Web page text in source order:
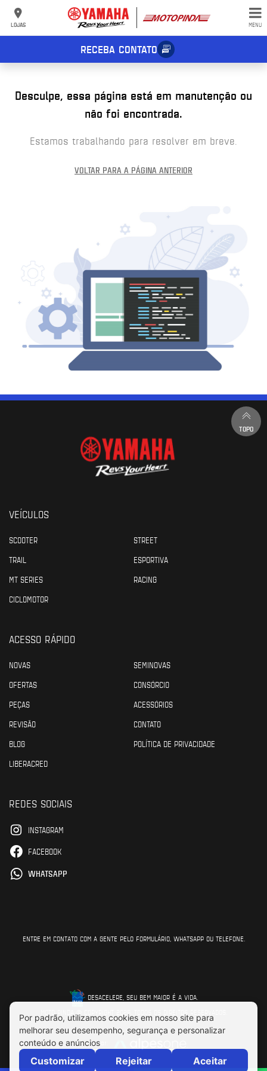
LOJAS MENU
RECEBA CONTATO
Desculpe, essa página está em manutenção ou
não foi encontrada.
Estamos trabalhando para resolver em breve.
VOLTAR PARA A PÁGINA ANTERIOR
TOPO
VEÍCULOS
SCOOTER
STREET
TRAIL
ESPORTIVA
MT SERIES
RACING
CICLOMOTOR
ACESSO RÁPIDO
NOVAS
SEMINOVAS
OFERTAS
CONSÓRCIO
PEÇAS
ACESSÓRIOS
REVISÃO
CONTATO
BLOG
POLÍTICA DE PRIVACIDADE
LIBERACRED
REDES SOCIAIS
INSTAGRAM
FACEBOOK
WHATSAPP
ENTRE EM CONTATO COM A GENTE PELO FORMULÁRIO, WHATSAPP OU TELEFONE.
DESACELERE, SEU BEM MAIOR É A VIDA.
Feito por: